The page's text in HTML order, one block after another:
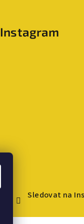
Instagram
Sledovat na